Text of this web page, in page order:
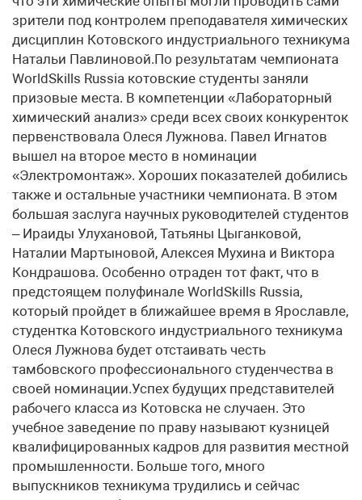
зрители под контролем преподавателя химических
дисциплин Котовского индустриального техникума
Натальи Павлиновой.По результатам чемпионата
WorldSkills Russia котовские студенты заняли
призовые места. В компетенции «Лабораторный
химический анализ» среди всех своих конкуренток
первенствовала Олеся Лужнова. Павел Игнатов
вышел на второе место в номинации
«Электромонтаж». Хороших показателей добились
также и остальные участники чемпионата. В этом
большая заслуга научных руководителей студентов
– Ираиды Улухановой, Татьяны Цыганковой,
Наталии Мартыновой, Алексея Мухина и Виктора
Кондрашова. Особенно отраден тот факт, что в
предстоящем полуфинале WorldSkills Russia,
который пройдет в ближайшее время в Ярославле,
студентка Котовского индустриального техникума
Олеся Лужнова будет отстаивать честь
тамбовского профессионального студенчества в
своей номинации.Успех будущих представителей
рабочего класса из Котовска не случаен. Это
учебное заведение по праву называют кузницей
квалифицированных кадров для развития местной
промышленности. Больше того, много
выпускников техникума трудились и сейчас